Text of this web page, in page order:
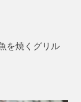
を焼くグリル